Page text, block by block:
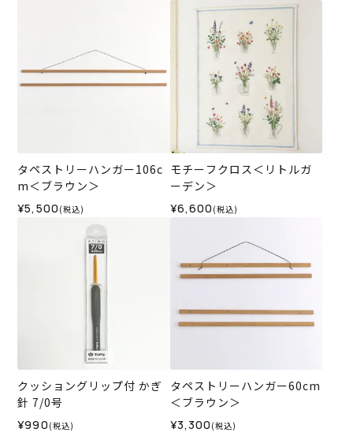
タペストリーハンガー106c
m＜ブラウン＞
¥5,500 (税込)
モチーフクロス＜リトルガ
ーデン＞
¥6,600 (税込)
クッショングリップ付 かぎ
針 7/0号
¥990 (税込)
タペストリーハンガー60cm
＜ブラウン＞
¥3,300 (税込)